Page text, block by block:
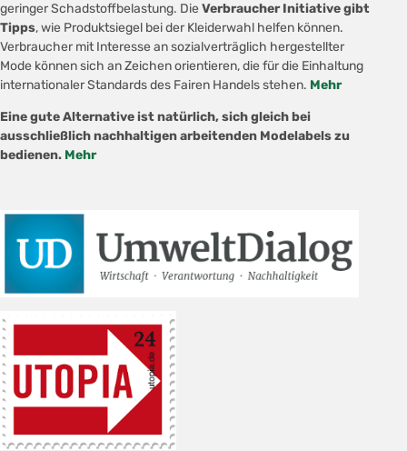
geringer Schadstoffbelastung. Die Verbraucher Initiative gibt
Tipps, wie Produktsiegel bei der Kleiderwahl helfen können.
Verbraucher mit Interesse an sozialverträglich hergestellter
Mode können sich an Zeichen orientieren, die für die Einhaltung
internationaler Standards des Fairen Handels stehen. Mehr
Eine gute Alternative ist natürlich, sich gleich bei
ausschließlich nachhaltigen arbeitenden Modelabels zu
bedienen. Mehr